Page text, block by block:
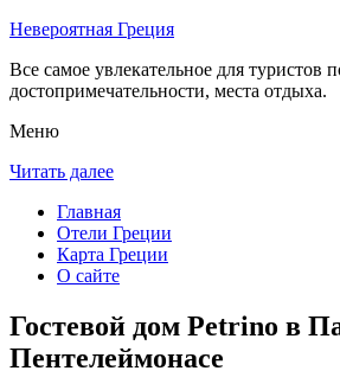
Невероятная Греция
Все самое увлекательное для туристов
достопримечательности, места отдыха.
Меню
Читать далее
Главная
Отели Греции
Карта Греции
О сайте
Гостевой дом Petrino в
Пентелеймонасе